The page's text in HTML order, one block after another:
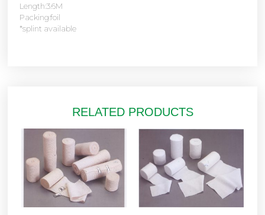
Length:3.6M
Packing:foil
*splint available
RELATED PRODUCTS